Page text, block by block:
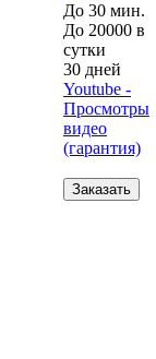
До 30 мин.
До 20000 в
сутки
30 дней
Youtube -
Просмотры
видео
(гарантия)
Заказать